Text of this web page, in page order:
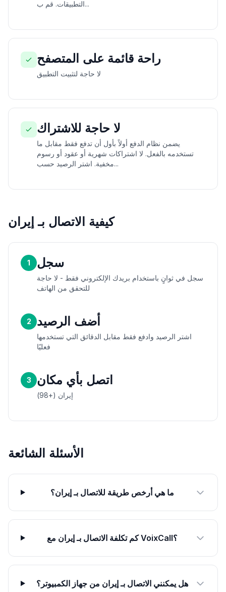
التطبيقات. قم ب...
راحة قائمة على المتصفح
لا حاجة لتثبيت التطبيق
لا حاجة للاشتراك
يضمن نظام الدفع أولاً بأول أن تدفع فقط مقابل ما
تستخدمه بالفعل. لا اشتراكات شهرية أو عقود أو رسوم
مخفية. اشتر الرصيد حسب...
كيفية الاتصال بـ إيران
1 سجل
سجل في ثوانٍ باستخدام بريدك الإلكتروني فقط - لا حاجة
للتحقق من الهاتف
2 أضف الرصيد
اشتر الرصيد وادفع فقط مقابل الدقائق التي تستخدمها
فعليًا
3 اتصل بأي مكان
إيران (+98)
الأسئلة الشائعة
ما هي أرخص طريقة للاتصال بـ إيران؟
كم تكلفة الاتصال بـ إيران مع VoixCall؟
هل يمكنني الاتصال بـ إيران من جهاز الكمبيوتر؟